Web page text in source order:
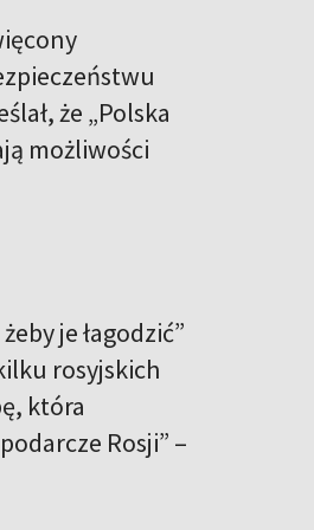
że „Polska
możliwości
je łagodzić”
rosyjskich
która
Rosji” –